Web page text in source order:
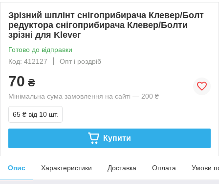
Зрізний шплінт снігоприбирача Клевер/Болт
редуктора снігоприбирача Клевер/Болти
зрізні для Klever
Готово до відправки
Код: 412127
Опт і роздріб
70 ₴
Мінімальна сума замовлення на сайті — 200 ₴
65 ₴ від 10 шт.
Купити
Опис Характеристики Доставка Оплата Умови